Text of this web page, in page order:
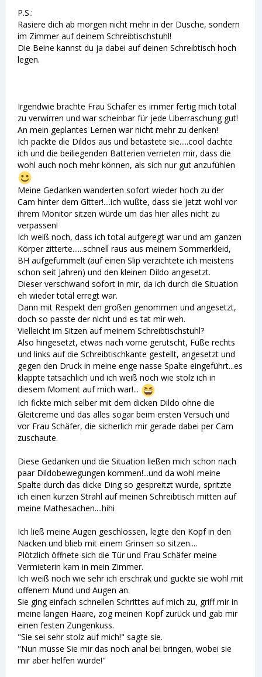
P.S.:
Rasiere dich ab morgen nicht mehr in der Dusche, sondern
im Zimmer auf deinem Schreibtischstuhl!
Die Beine kannst du ja dabei auf deinen Schreibtisch hoch
legen.
Irgendwie brachte Frau Schäfer es immer fertig mich total
zu verwirren und war scheinbar für jede Überraschung gut!
An mein geplantes Lernen war nicht mehr zu denken!
Ich packte die Dildos aus und betastete sie.....cool dachte
ich und die beiliegenden Batterien verrieten mir, dass die
wohl auch noch mehr können, als sich nur gut anzufühlen
Meine Gedanken wanderten sofort wieder hoch zu der
Cam hinter dem Gitter!....ich wußte, dass sie jetzt wohl vor
ihrem Monitor sitzen würde um das hier alles nicht zu
verpassen!
Ich weiß noch, dass ich total aufgeregt war und am ganzen
Körper zitterte......schnell raus aus meinem Sommerkleid,
BH aufgefummelt (auf einen Slip verzichtete ich meistens
schon seit Jahren) und den kleinen Dildo angesetzt.
Dieser verschwand sofort in mir, da ich durch die Situation
eh wieder total erregt war.
Dann mit Respekt den großen genommen und angesetzt,
doch so passte der nicht und es tat mir weh.
Vielleicht im Sitzen auf meinem Schreibtischstuhl?
Also hingesetzt, etwas nach vorne gerutscht, Füße rechts
und links auf die Schreibtischkante gestellt, angesetzt und
gegen den Druck in meine enge nasse Spalte eingeführt...es
klappte tatsächlich und ich weiß noch wie stolz ich in
diesem Moment auf mich war!...
Ich fickte mich selber mit dem dicken Dildo ohne die
Gleitcreme und das alles sogar beim ersten Versuch und
vor Frau Schäfer, die sicherlich mir gerade dabei per Cam
zuschaute.
Diese Gedanken und die Situation ließen mich schon nach
paar Dildobewegungen kommen!...und da wohl meine
Spalte durch das dicke Ding so gespreitzt wurde, spritzte
ich einen kurzen Strahl auf meinen Schreibtisch mitten auf
meine Mathesachen....hihi
Ich ließ meine Augen geschlossen, legte den Kopf in den
Nacken und blieb mit einem Grinsen so sitzen....
Plötzlich öffnete sich die Tür und Frau Schäfer meine
Vermieterin kam in mein Zimmer.
Ich weiß noch wie sehr ich erschrak und guckte sie wohl mit
offenem Mund und Augen an.
Sie ging einfach schnellen Schrittes auf mich zu, griff mir in
meine langen Haare, zog meinen Kopf zurück und gab mir
einen festen Zungenkuss.
"Sie sei sehr stolz auf mich!" sagte sie.
"Nun müsse Sie mir das noch anal bei bringen, wobei sie
mir aber helfen würde!"